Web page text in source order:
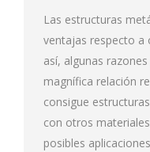
Las estructuras
ventajas respecto a
así, algunas
magnífica relación
consigue
con otros
posibles